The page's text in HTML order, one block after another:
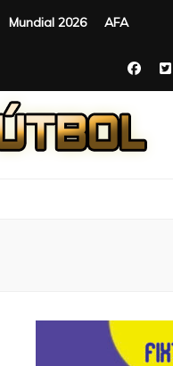
Mundial 2026 AFA